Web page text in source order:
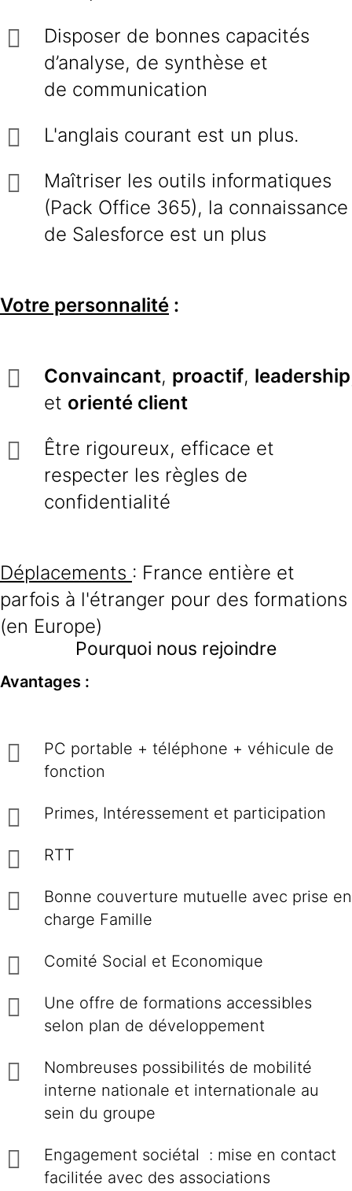
Disposer de bonnes capacités
d’analyse, de synthèse et
de communication
L'anglais courant est un plus.
Maîtriser les outils informatiques
(Pack Office 365), la connaissance
de Salesforce est un plus
Votre personnalité :
Convaincant, proactif, leadership
et orienté client
Être rigoureux, efficace et
respecter les règles de
confidentialité
Déplacements : France entière et
parfois à l'étranger pour des formations
(en Europe)
Pourquoi nous rejoindre
Avantages :
PC portable + téléphone + véhicule de
fonction
Primes, Intéressement et participation
RTT
Bonne couverture mutuelle avec prise en
charge Famille
Comité Social et Economique
Une offre de formations accessibles
selon plan de développement
Nombreuses possibilités de mobilité
interne nationale et internationale au
sein du groupe
Engagement sociétal : mise en contact
facilitée avec des associations